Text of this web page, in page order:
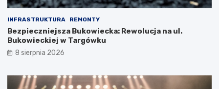
INFRASTRUKTURA REMONTY
Bezpieczniejsza Bukowiecka: Rewolucja na ul.
Bukowieckiej w Targówku
8 sierpnia 2026